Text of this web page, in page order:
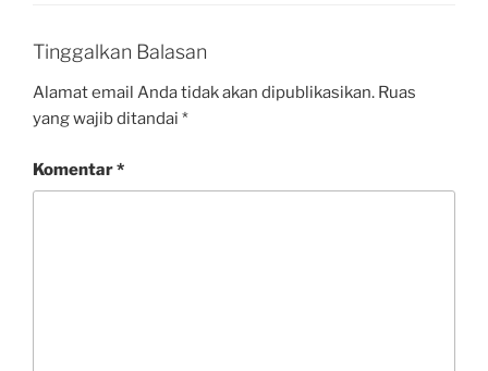
Tinggalkan Balasan
Alamat email Anda tidak akan dipublikasikan. Ruas
yang wajib ditandai *
Komentar*